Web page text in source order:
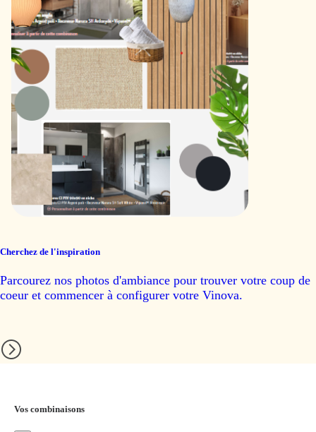
Cherchez de l'inspiration
Parcourez nos photos d'ambiance pour trouver votre coup de
coeur et commencer à configurer votre Vinova.
Vos combinaisons